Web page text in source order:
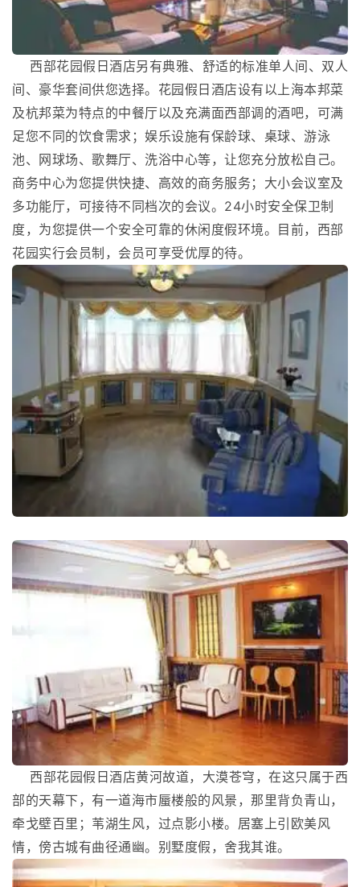
西部花园假日酒店另有典雅、舒适的标准单人间、双人
间、豪华套间供您选择。花园假日酒店设有以上海本邦菜
及杭邦菜为特点的中餐厅以及充满面西部调的酒吧，可满
足您不同的饮食需求；娱乐设施有保龄球、桌球、游泳
池、网球场、歌舞厅、洗浴中心等，让您充分放松自己。
商务中心为您提供快捷、高效的商务服务；大小会议室及
多功能厅，可接待不同档次的会议。24小时安全保卫制
度，为您提供一个安全可靠的休闲度假环境。目前，西部
花园实行会员制，会员可享受优厚的待。
西部花园假日酒店黄河故道，大漠苍穹，在这只属于西
部的天幕下，有一道海市蜃楼般的风景，那里背负青山，
牵戈壁百里；苇湖生风，过点影小楼。居塞上引欧美风
情，傍古城有曲径通幽。别墅度假，舍我其谁。